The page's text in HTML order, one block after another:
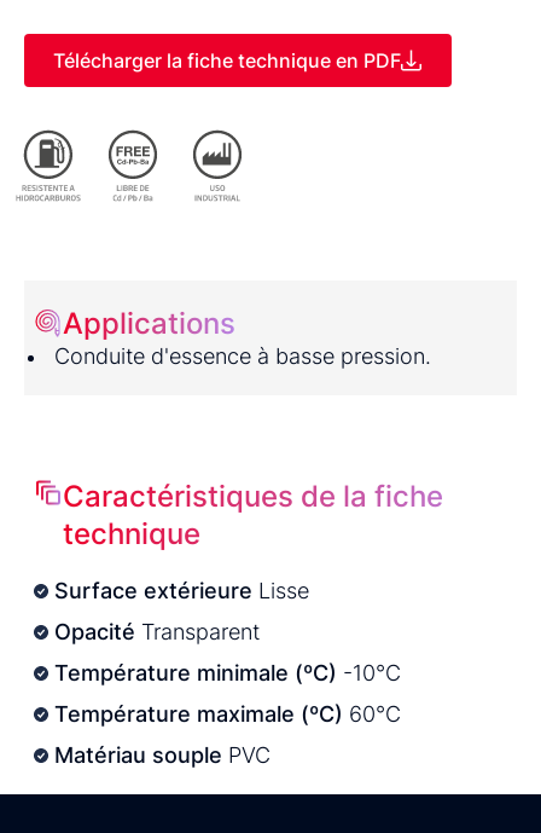
Télécharger la fiche technique en PDF
Applications
Conduite d'essence à basse pression.
Caractéristiques de la fiche
technique
Surface extérieure Lisse
Opacité Transparent
Température minimale (ºC) -10°C
Température maximale (ºC) 60°C
Matériau souple PVC